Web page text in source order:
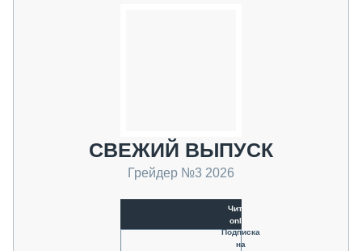
СВЕЖИЙ ВЫПУСК
Грейдер №3 2026
Читать
online
Подписка
на